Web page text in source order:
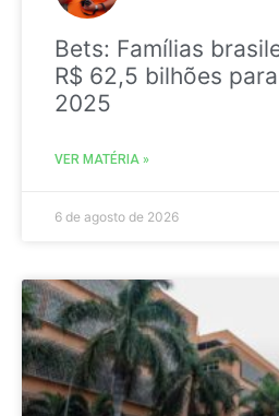
Bets: Famílias
R$ 62,5 bilhões
2025
VER MATÉRIA »
6 de agosto de 2026